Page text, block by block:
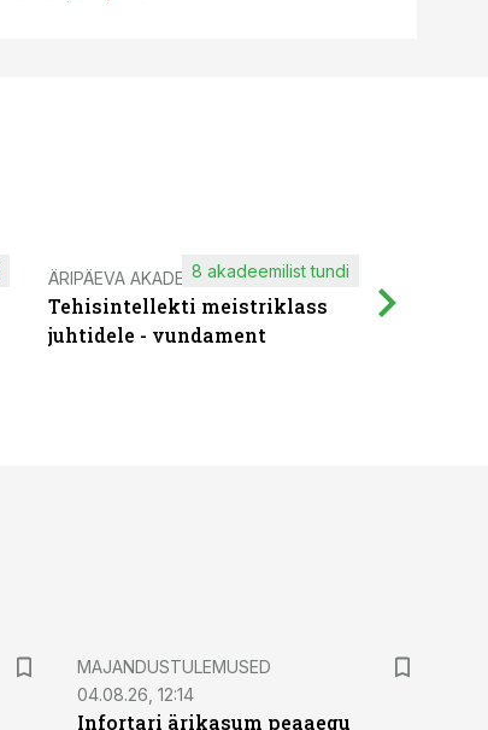
ÄRIPÄEVA AKADEEMIA
Tehisintellekti meistriklass
juhtidele - vundament
8 akadeemilist tundi
MAJANDUSTULEMUSED
04.08.26, 12:14
Infortari ärikasum peaaegu